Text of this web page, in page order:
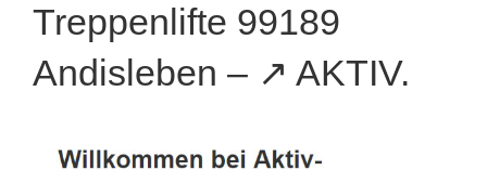
Treppenlifte 99189
Andisleben – ↗️ AKTIV.